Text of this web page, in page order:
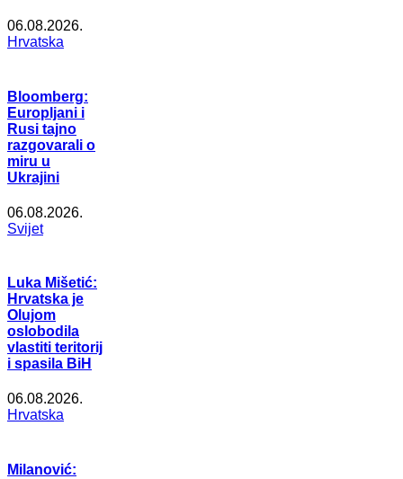
06.08.2026.
Hrvatska
Bloomberg:
Europljani i
Rusi tajno
razgovarali o
miru u
Ukrajini
06.08.2026.
Svijet
Luka Mišetić:
Hrvatska je
Olujom
oslobodila
vlastiti teritorij
i spasila BiH
06.08.2026.
Hrvatska
Milanović: